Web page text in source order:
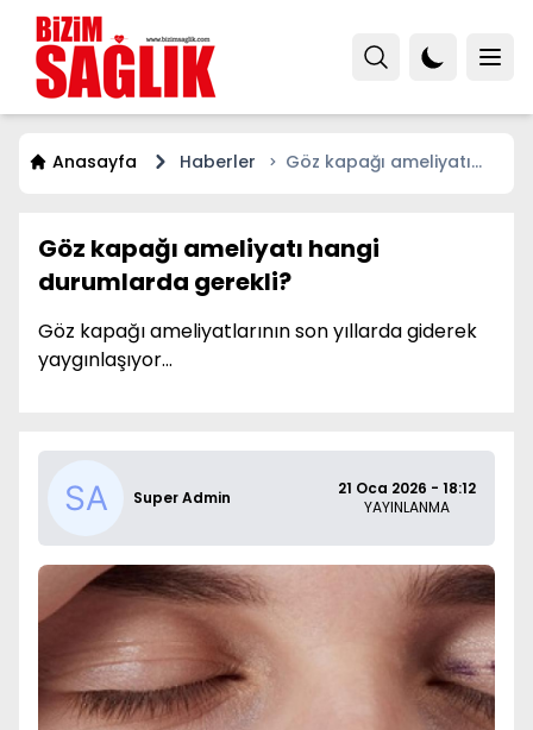
Anasayfa Haberler
Göz kapağı ameliyatı
Göz kapağı ameliyatı hangi
durumlarda gerekli?
Göz kapağı ameliyatlarının son yıllarda giderek
yaygınlaşıyor...
Super Admin
21 Oca 2026 - 18:12
YAYINLANMA